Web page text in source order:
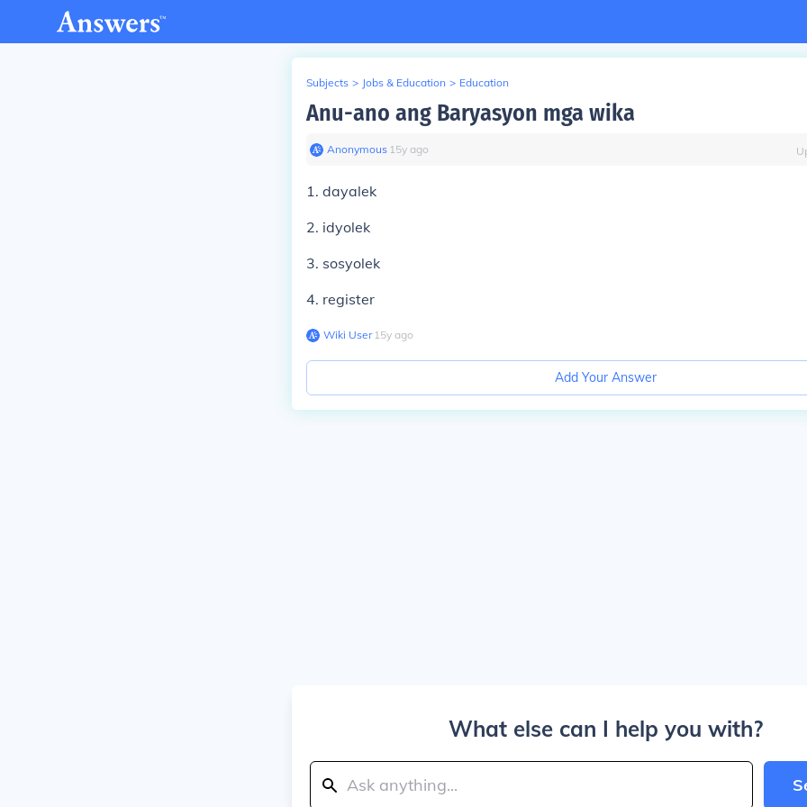
Subjects > Jobs & Education > Education
Anu-ano ang Baryasyon mga wika
Anonymous∙ 15y ago
1. dayalek
2. idyolek
3. sosyolek
4. register
Wiki User∙15y ago
Add Your Answer
What else can I help you with?